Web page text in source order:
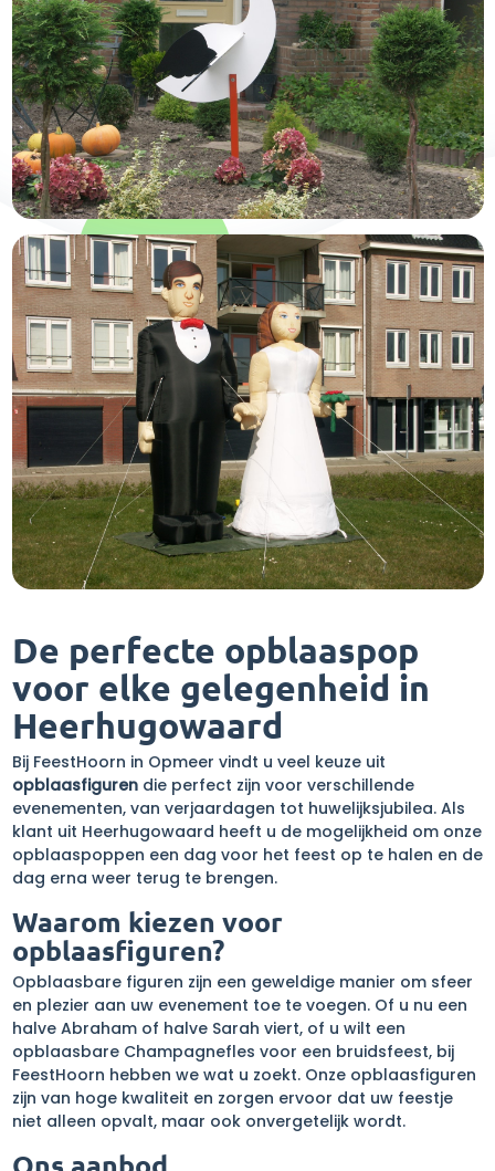
De perfecte opblaaspop
voor elke gelegenheid in
Heerhugowaard
Bij FeestHoorn in Opmeer vindt u veel keuze uit
opblaasfigurendie perfect zijn voor verschillende
evenementen, van verjaardagen tot huwelijksjubilea. Als
klant uit Heerhugowaard heeft u de mogelijkheid om onze
opblaaspoppen een dag voor het feest op te halen en de
dag erna weer terug te brengen.
Waarom kiezen voor
opblaasfiguren?
Opblaasbare figuren zijn een geweldige manier om sfeer
en plezier aan uw evenement toe te voegen. Of u nu een
halve Abraham of halve Sarah viert, of u wilt een
opblaasbare Champagnefles voor een bruidsfeest, bij
FeestHoorn hebben we wat u zoekt. Onze opblaasfiguren
zijn van hoge kwaliteit en zorgen ervoor dat uw feestje
niet alleen opvalt, maar ook onvergetelijk wordt.